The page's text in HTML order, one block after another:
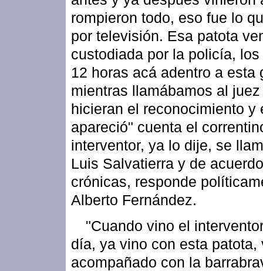
rompieron todo, eso fue lo
por televisión. Esa patota
custodiada por la policía,
12 horas acá adentro a esta
mientras llamábamos al
hicieran el reconocimiento y
apareció" cuenta el
interventor, ya lo dije, se
Luis Salvatierra y de
crónicas, responde
Alberto Fernández.
"Cuando vino el
día, ya vino con esta patota,
acompañado con la